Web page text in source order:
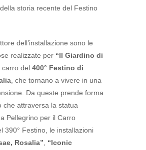
storia recente del Festino
dell’installazione sono le
realizzate per “Il Giardino di
carro del 400° Festino di
, che tornano a vivere in una
Da queste prende forma
che attraversa la statua
Pellegrino per il Carro
390° Festino, le installazioni
Rosalia”
“Iconic